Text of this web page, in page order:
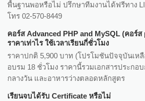
พื้นฐานพอหรือไม่ ปรึกษาทีมงานได้ฟรีทาง
โทร 02-570-8449
คอร์ส Advanced PHP and MySQL (คอร์
ราคาเท่าไร ใช้เวลาเรียนกี่ชั่วโมง
ราคาปกติ 5,900 บาท (โปรโมชันปัจจุบันเหลื
อบรม 18 ชั่วโมง ราคานี้รวมเอกสารประกอ
กลางวัน และอาหารว่างตลอดหลักสูตร
เรียนจบได้รับ Certificate หรือไม่